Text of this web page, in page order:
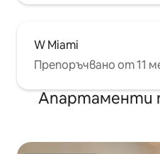
W Miami
Препоръчвано от 11
Апартаменти